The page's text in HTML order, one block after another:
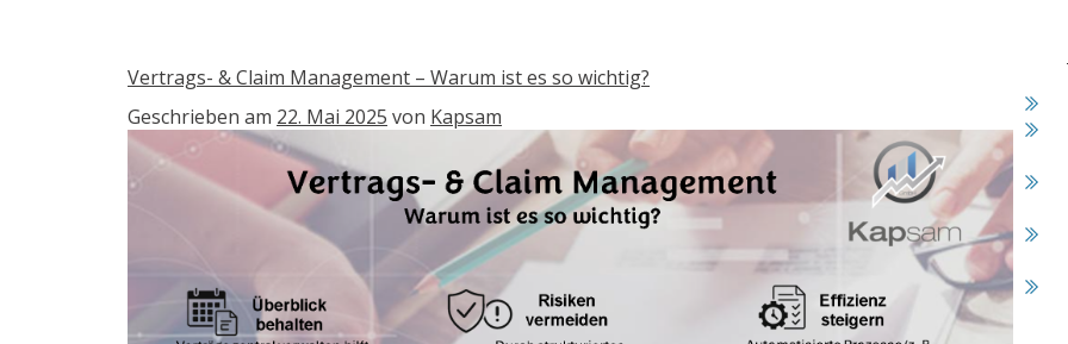
Vertrags- & Claim Management – Warum ist es so wichtig?
Geschrieben am 22. Mai 2025 von Kapsam